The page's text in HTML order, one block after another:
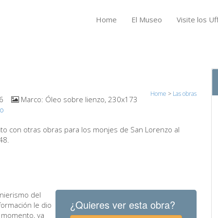
Home El Museo Visite los
Home > Las obras
Marco: Óleo sobre lienzo, 230x173
con otras obras para los monjes de San Lorenzo al
¿Quieres ver esta obra?
del
le dio
ya